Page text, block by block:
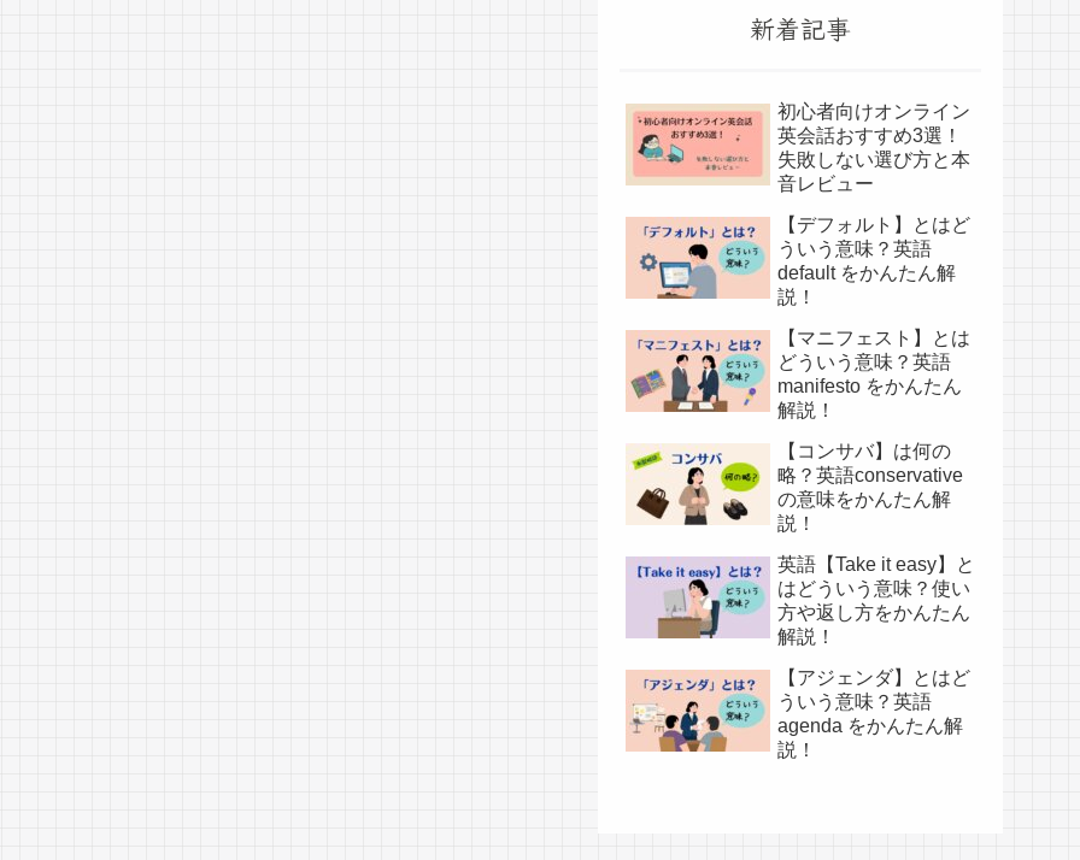
新着記事
初心者向けオンライン
英会話おすすめ3選！
失敗しない選び方と本
音レビュー
【デフォルト】とはど
ういう意味？英語
default をかんたん解
説！
【マニフェスト】とは
どういう意味？英語
manifesto をかんたん
解説！
【コンサバ】は何の
略？英語conservative
の意味をかんたん解
説！
英語【Take it easy】と
はどういう意味？使い
方や返し方をかんたん
解説！
【アジェンダ】とはど
ういう意味？英語
agenda をかんたん解
説！